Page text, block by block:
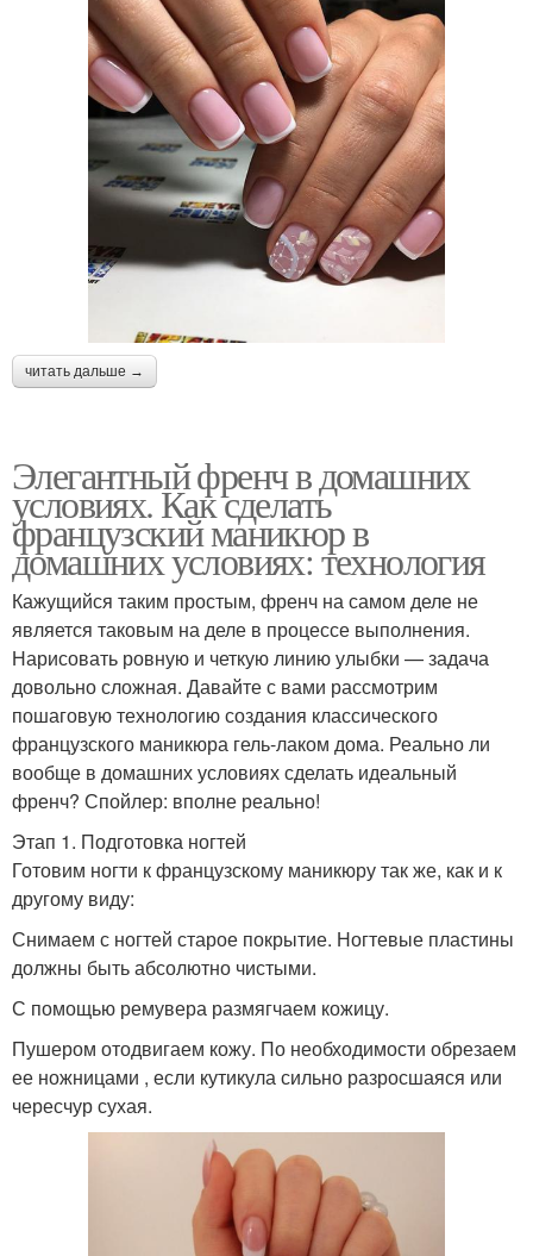
читать дальше →
Элегантный френч в домашних
условиях. Как сделать
французский маникюр в
домашних условиях: технология
Кажущийся таким простым, френч на самом деле не
является таковым на деле в процессе выполнения.
Нарисовать ровную и четкую линию улыбки — задача
довольно сложная. Давайте с вами рассмотрим
пошаговую технологию создания классического
французского маникюра гель-лаком дома. Реально ли
вообще в домашних условиях сделать идеальный
френч? Спойлер: вполне реально!
Этап 1. Подготовка ногтей
Готовим ногти к французскому маникюру так же, как и к
другому виду:
Снимаем с ногтей старое покрытие. Ногтевые пластины
должны быть абсолютно чистыми.
С помощью ремувера размягчаем кожицу.
Пушером отодвигаем кожу. По необходимости обрезаем
ее ножницами , если кутикула сильно разросшаяся или
чересчур сухая.